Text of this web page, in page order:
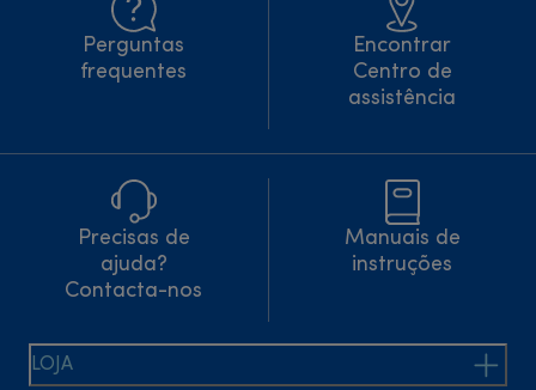
Perguntas
frequentes
Encontrar
Centro de
assistência
Precisas de
ajuda?
Contacta-nos
Manuais de
instruções
LOJA